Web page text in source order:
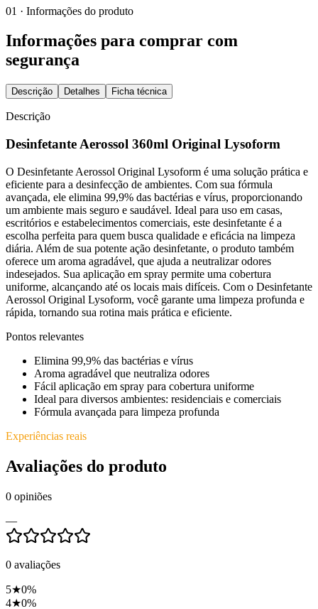
01 · Informações do produto
Informações para comprar com
segurança
Descrição Detalhes Ficha técnica
Descrição
Desinfetante Aerossol 360ml Original Lysoform
O Desinfetante Aerossol Original Lysoform é uma solução prática e
eficiente para a desinfecção de ambientes. Com sua fórmula
avançada, ele elimina 99,9% das bactérias e vírus, proporcionando
um ambiente mais seguro e saudável. Ideal para uso em casas,
escritórios e estabelecimentos comerciais, este desinfetante é a
escolha perfeita para quem busca qualidade e eficácia na limpeza
diária. Além de sua potente ação desinfetante, o produto também
oferece um aroma agradável, que ajuda a neutralizar odores
indesejados. Sua aplicação em spray permite uma cobertura
uniforme, alcançando até os locais mais difíceis. Com o Desinfetante
Aerossol Original Lysoform, você garante uma limpeza profunda e
rápida, tornando sua rotina mais prática e eficiente.
Pontos relevantes
Elimina 99,9% das bactérias e vírus
Aroma agradável que neutraliza odores
Fácil aplicação em spray para cobertura uniforme
Ideal para diversos ambientes: residenciais e comerciais
Fórmula avançada para limpeza profunda
Experiências reais
Avaliações do produto
0 opiniões
—
0 avaliações
5★0%
4★0%